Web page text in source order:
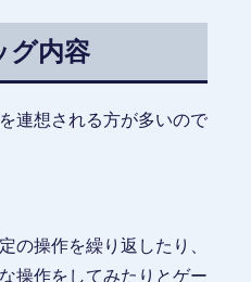
グ内容
連想される方が多いので
の操作を繰り返したり、
操作をしてみたりとゲー